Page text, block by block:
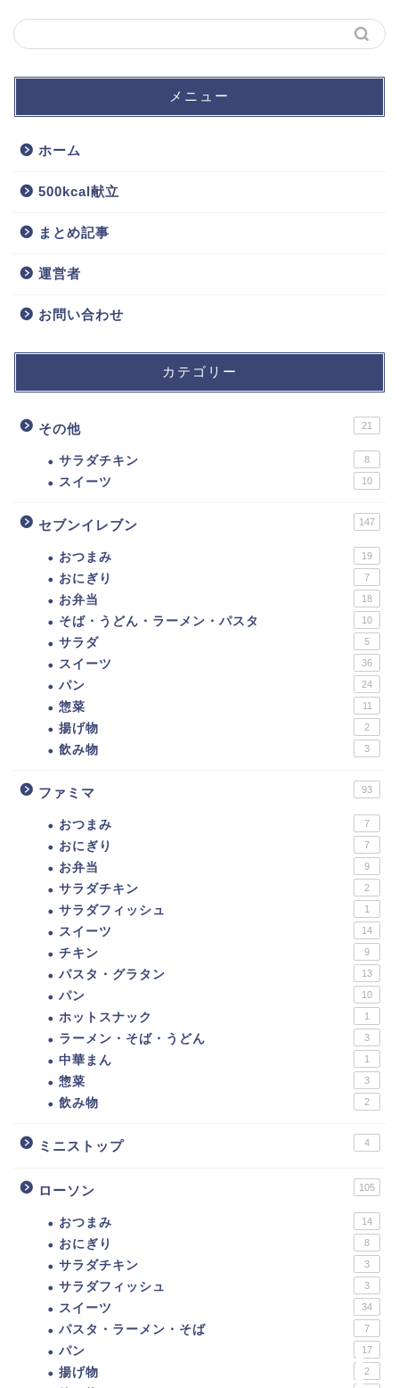
メニュー
ホーム
500kcal献立
まとめ記事
運営者
お問い合わせ
カテゴリー
その他 21
サラダチキン 8
スイーツ 10
セブンイレブン 147
おつまみ 19
おにぎり 7
お弁当 18
そば・うどん・ラーメン・パスタ 10
サラダ 5
スイーツ 36
パン 24
惣菜 11
揚げ物 2
飲み物 3
ファミマ 93
おつまみ 7
おにぎり 7
お弁当 9
サラダチキン 2
サラダフィッシュ 1
スイーツ 14
チキン 9
パスタ・グラタン 13
パン 10
ホットスナック 1
ラーメン・そば・うどん 3
中華まん 1
惣菜 3
飲み物 2
ミニストップ 4
ローソン 105
おつまみ 14
おにぎり 8
サラダチキン 3
サラダフィッシュ 3
スイーツ 34
パスタ・ラーメン・そば 7
パン 17
揚げ物 2
ダイエットに！セブンイ
とめ。カロリーの低い食
べ物ランキング！
【カロリー別】ダイエッ
ニ、スーパー、ドラック